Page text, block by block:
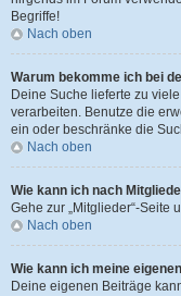
Begriffe!
Nach oben
Warum bekomme ich bei
Deine Suche lieferte zu
verarbeiten. Benutze die
ein oder beschränke die
Nach oben
Wie kann ich nach
Gehe zur „Mitglieder“-Seite
Nach oben
Wie kann ich meine
Deine eigenen Beiträge